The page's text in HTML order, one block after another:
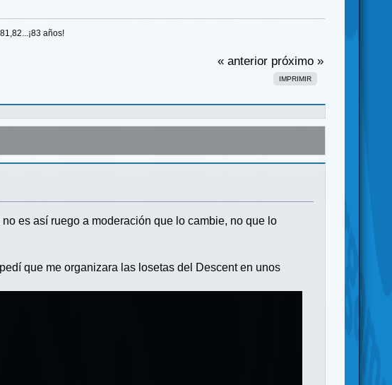
años!
« anterior próximo »
IMPRIMIR
es así ruego a moderación que lo cambie, no que lo
que me organizara las losetas del Descent en unos